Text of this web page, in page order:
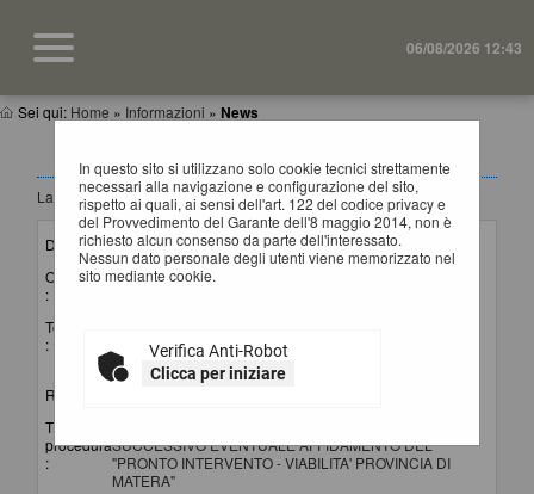
06/08/2026 12:43
Sei qui: Home » Informazioni » News
In questo sito si utilizzano solo cookie tecnici strettamente
necessari alla navigazione e configurazione del sito,
rispetto ai quali, ai sensi dell'art. 122 del codice privacy e
del Provvedimento del Garante dell'8 maggio 2014, non è
richiesto alcun consenso da parte dell'interessato.
Nessun dato personale degli utenti viene memorizzato nel
sito mediante cookie.
Verifica Anti-Robot
Clicca per iniziare
NEWS
La ricerca ha restituito 4 risultati.
Data invio :15/07/2026
Oggetto
:
Lettura punteggi offerte tecniche ed apertura offerte
Testo
:
procederà in seduta pubblica alla lettura dei punteggi attribuiti
alle offerte tecniche e all'apertura delle offerte economiche.
Riferimento procedura :
Titolo
procedura
:
SUCCESSIVO EVENTUALE AFFIDAMENTO DEL
"PRONTO INTERVENTO - VIABILITA' PROVINCIA DI
MATERA"